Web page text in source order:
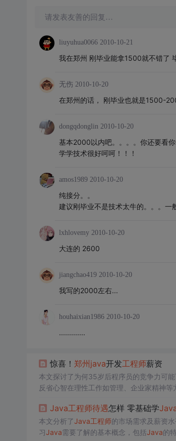
请发表友善的回复…
liuyuhua0066 2010-10-21
我在郑州 刚毕业能拿1500就不错了
无伤 2010-10-20
在郑州的话， 刚毕业也就是1500-
dongqdonglin 2010-10-20
基本2000以内吧。。。。你还要看
学学技术很好呵呵！！！
amos1989 2010-10-20
纯接分。。
建议刚毕业不是技术太牛的。。。一
lxhlovemy 2010-10-20
大连的 2600
jiangchao419 2010-10-20
我写的2000左右...
houhaixian1986 2010-10-20
.............
惊喜！ 郑州 java开发工程师薪资
本文探讨了为何35岁后程序员的竞争力可
反省心智在理性工作如管理、企业家精神
Java工程师待遇怎样 零基础学
本文分析了Java工程师的市场需求及薪资
习Java需要了解的基本概念，包括Java的